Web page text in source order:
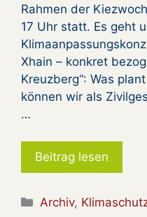
Rahmen der
17 Uhr statt. Es geht
Xhain – konkret
Kreuzberg“: Was
können wir als
…
Beitrag lesen
Kategorien
Archiv,